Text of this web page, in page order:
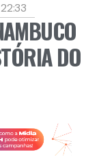
22:33
DO